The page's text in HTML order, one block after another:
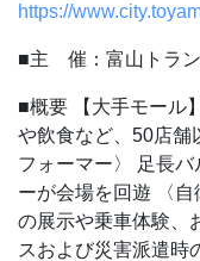
https://
■主 催：富山トラ
■概要 【大手モール】
や飲食など、50店舗
フォーマー〉
足長
ーが会場を回遊 〈自
の展示や乗車体験、
スおよび災害派遣時